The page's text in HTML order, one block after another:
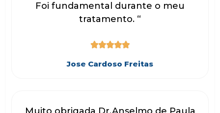
Foi fundamental durante o meu
tratamento. “

Jose Cardoso Freitas